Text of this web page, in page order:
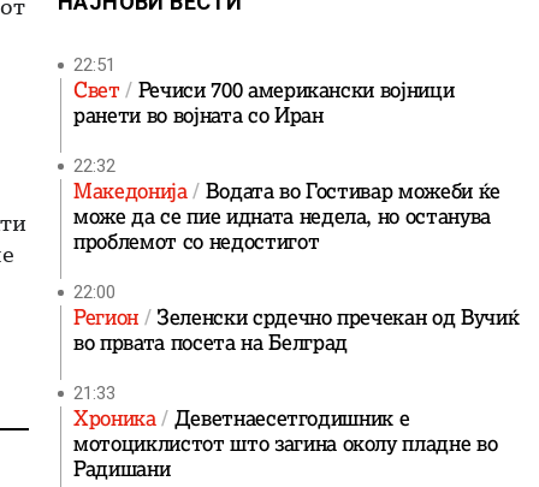
22:51
Свет Речиси 700 американски војници
ранети во војната со Иран
22:32
Македонија Водата во Гостивар можеби ќе
може да се пие идната недела, но останува
проблемот со недостигот
22:00
Регион
Зеленски срдечно пречекан од Вучиќ
во првата посета на Белград
21:33
Хроника Деветнаесетгодишник е
мотоциклистот што загина околу пладне во
Радишани